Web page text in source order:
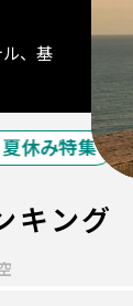
ル、基
休み特集
キング